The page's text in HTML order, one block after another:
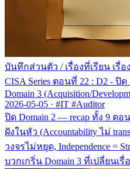
บันทึกส่วนตัว / เรื่องที่เรียน เรื่
CISA Series ตอนที่ 22 : D2 - ปิด
Domain 3 (Acquisition/
2026-05-05 · #IT #Auditor
ปิด Domain 2 — recap ทั้ง 9 ต
ฝังในหัว (Accountability ไม่
วงจรไม่หยุด, Independence =
บวกเกริ่น Domain 3 ที่เปลี่ยนเรื่